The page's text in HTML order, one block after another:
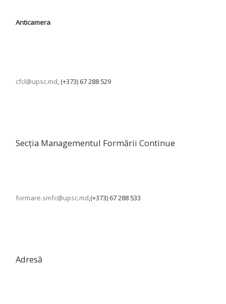
Anticamera
cfcl@upsc.md, (+373) 67 288 529
Secția Managementul Formării Continue
formare.smfc@upsc.md,(+373) 67 288 533
Adresă